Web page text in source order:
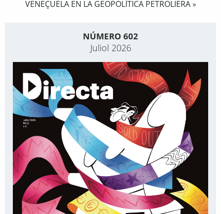
VENEÇUELA EN LA GEOPOLÍTICA PETROLIERA»
NÚMERO 602
Juliol 2026